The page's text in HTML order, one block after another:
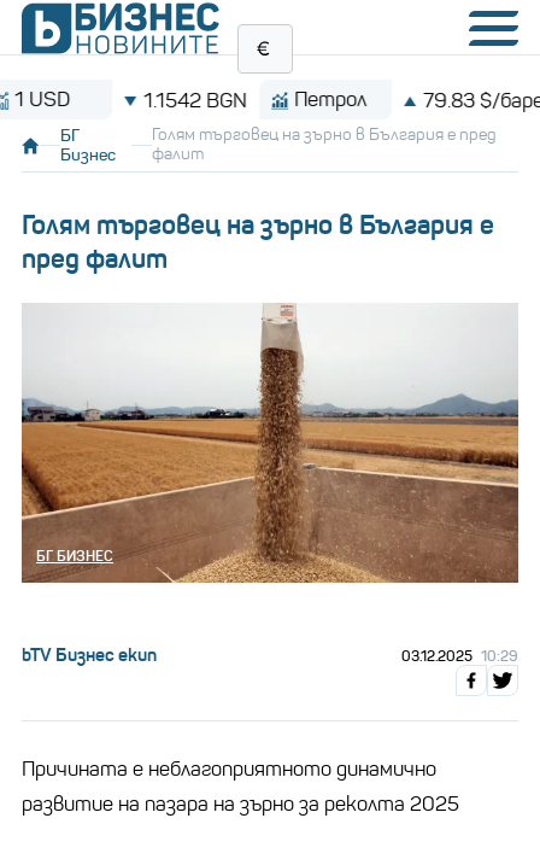
1.1542 BGN Петрол 79.83 $/барел
БГ
Бизнес
Голям търговец на зърно в България е пред
фалит
Голям търговец на зърно в България е
пред фалит
БГ БИЗНЕС
bTV Бизнес екип 03.12.2025 10:29
Причината е неблагоприятното динамично
развитие на пазара на зърно за реколта 2025